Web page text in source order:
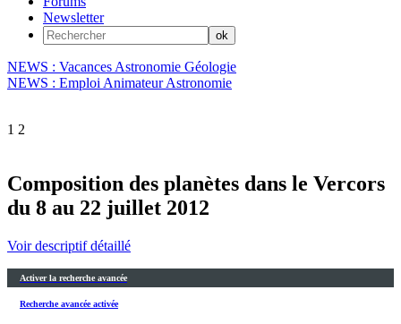
Newsletter
NEWS : Vacances Astronomie Géologie
NEWS : Emploi Animateur Astronomie
1 2
Composition des planètes dans le Vercors
du 8 au 22 juillet 2012
Voir descriptif détaillé
Activer la recherche avancée
Recherche avancée activée